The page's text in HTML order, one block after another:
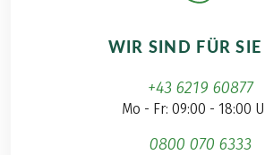
WIR SIND FÜR
+43 6219 60877
Mo - Fr: 09:00 - 18:00
0800 070 6333